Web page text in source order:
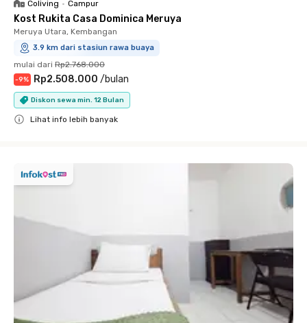
Coliving • Campur
Kost Rukita Casa Dominica Meruya
Meruya Utara, Kembangan
3.9 km dari stasiun rawa buaya
mulai dari Rp2.768.000
-9% Rp2.508.000 /bulan
Diskon sewa min. 12 Bulan
Lihat info lebih banyak